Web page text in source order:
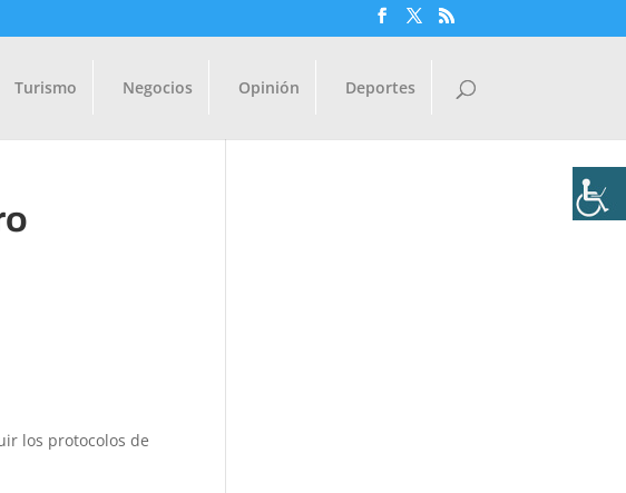
Turismo Negocios Opinión Deportes
los protocolos de